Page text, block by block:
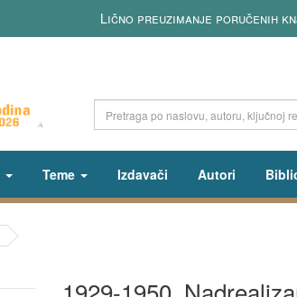
Lično preuzimanje poručenih
Teme Izdavači Autori